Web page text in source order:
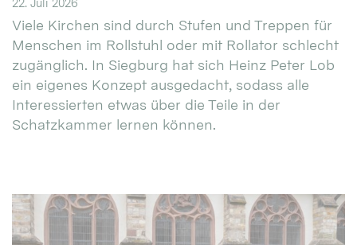
22. Juli 2026
Viele Kirchen sind durch Stufen und Treppen für
Menschen im Rollstuhl oder mit Rollator schlecht
zugänglich. In Siegburg hat sich Heinz Peter Lob
ein eigenes Konzept ausgedacht, sodass alle
Interessierten etwas über die Teile in der
Schatzkammer lernen können.